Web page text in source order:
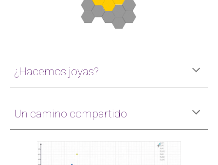
¿Hacemos joyas?
Un camino compartido